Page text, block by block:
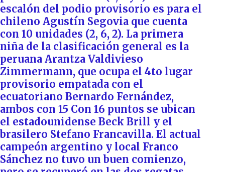
escalón del podio provisorio es para el
chileno Agustín Segovia que cuenta
con 10 unidades (2, 6, 2). La primera
niña de la clasificación general es la
peruana Arantza Valdivieso
Zimmermann, que ocupa el 4to lugar
provisorio empatada con el
ecuatoriano Bernardo Fernández,
ambos con 15 Con 16 puntos se ubican
el estadounidense Beck Brill y el
brasilero Stefano Francavilla. El actual
campeón argentino y local Franco
Sánchez no tuvo un buen comienzo,